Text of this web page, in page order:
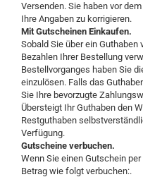
Versenden. Sie haben vor
Ihre Angaben zu korrigieren.
Mit Gutscheinen Einkaufen.
Sobald Sie über ein
Bezahlen Ihrer Bestellung
Bestellvorganges haben Sie
einzulösen. Falls das
Sie Ihre bevorzugte
Übersteigt Ihr Guthaben den
Restguthaben
Verfügung.
Gutscheine verbuchen.
Wenn Sie einen Gutschein
Betrag wie folgt verbuchen:.